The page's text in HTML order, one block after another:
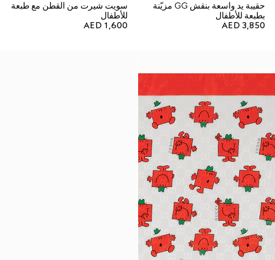
حقيبة يد واسعة بنقش GG مزيّنة
بطبعة للأطفال
AED 3,850
سويت شيرت من القطن مع طبعة
للأطفال
AED 1,600